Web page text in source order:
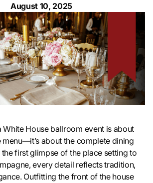
August 10, 2025
White House ballroom event is about
menu—it’s about the complete dining
first glimpse of the place setting to
every detail reflects tradition,
Outfitting the front of the house